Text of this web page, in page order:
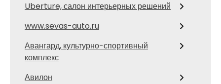
Uberture, салон интерьерных решений
www.sevas-auto.ru
Авангард, культурно-спортивный
комплекс
Авилон